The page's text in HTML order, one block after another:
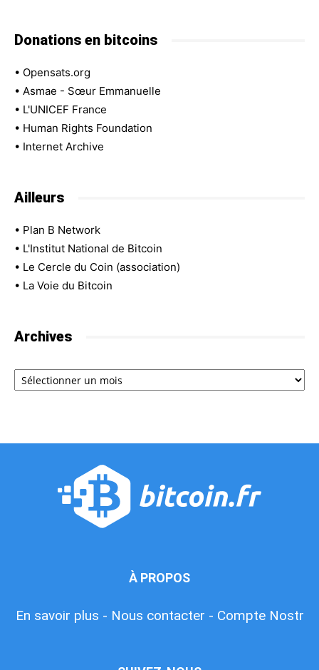
Donations en bitcoins
• Opensats.org
• Asmae - Sœur Emmanuelle
• L'UNICEF France
• Human Rights Foundation
• Internet Archive
Ailleurs
• Plan B Network
• L'Institut National de Bitcoin
• Le Cercle du Coin (association)
• La Voie du Bitcoin
Archives
Archives
À PROPOS
En savoir plus - Nous contacter - Compte Nostr